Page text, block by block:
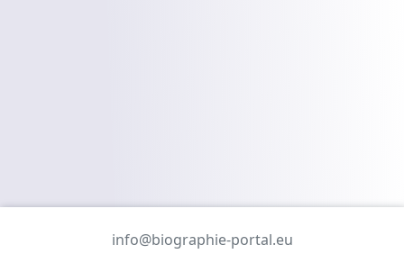
info@biographie-portal.eu